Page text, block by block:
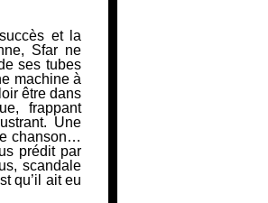
et la
Sfar ne
ses tubes
machine à
être dans
frappant
Une
chanson…
prédit par
, scandale
qu’il ait eu